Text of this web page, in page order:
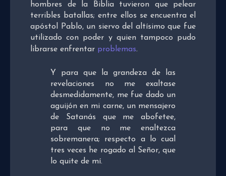
hombres de la Biblia tuvieron que pelear
terribles batallas; entre ellos se encuentra el
apóstol Pablo, un siervo del altísimo que fue
utilizado con poder y quien tampoco pudo
librarse enfrentar problemas.
Y para que la grandeza de las
revelaciones no me exaltase
desmedidamente, me fue dado un
aguijón en mi carne, un mensajero
de Satanás que me abofetee,
para que no me enaltezca
sobremanera; respecto a lo cual
tres veces he rogado al Señor, que
lo quite de mí.